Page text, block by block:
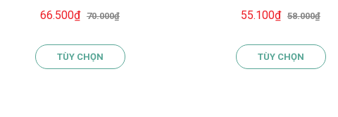
- Còng Nhựa 2 Đầu, Bìa PP
Chống Nước, Ghi Chép Linh
Hoạt
66.500₫ 70.000₫
TÙY CHỌN
Line A5 120 Trang - Bìa
Chống Thấm, Giấy
55.100₫ 58.000₫
TÙY CHỌN